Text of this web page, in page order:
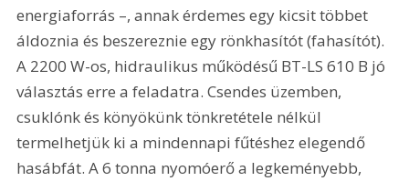
energiaforrás –, annak érdemes egy kicsit többet
áldoznia és beszereznie egy rönkhasítót (fahasítót).
A 2200 W-os, hidraulikus működésű BT-LS 610 B jó
választás erre a feladatra. Csendes üzemben,
csuklónk és könyökünk tönkretétele nélkül
termelhetjük ki a mindennapi fűtéshez elegendő
hasábfát. A 6 tonna nyomóerő a legkeményebb,